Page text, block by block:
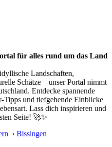
für alles rund um das Land
Landschaften,
Schätze – unser Portal nimmt
Entdecke spannende
Tipps und tiefgehende Einblicke
Lass dich inspirieren und
Seite! 🚀✨
› Bissingen